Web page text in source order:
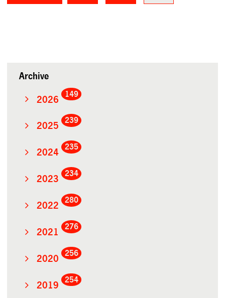
Archive
2026
149
2025
239
2024
235
2023
234
2022
280
2021
276
2020
256
2019
254